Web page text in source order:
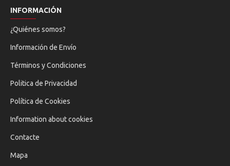
INFORMACIÓN
¿Quiénes somos?
Información de Envío
Términos y Condiciones
Politica de Privacidad
Política de Cookies
Information about cookies
Contacte
Mapa